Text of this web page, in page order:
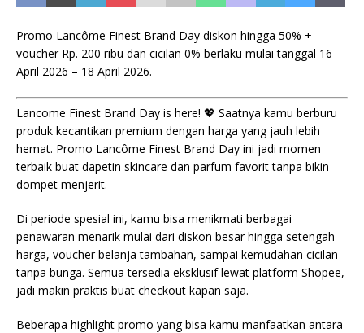
Promo Lancôme Finest Brand Day diskon hingga 50% +
voucher Rp. 200 ribu dan cicilan 0% berlaku mulai tanggal 16
April 2026 – 18 April 2026.
Lancome Finest Brand Day is here! 💖 Saatnya kamu berburu
produk kecantikan premium dengan harga yang jauh lebih
hemat. Promo Lancôme Finest Brand Day ini jadi momen
terbaik buat dapetin skincare dan parfum favorit tanpa bikin
dompet menjerit.
Di periode spesial ini, kamu bisa menikmati berbagai
penawaran menarik mulai dari diskon besar hingga setengah
harga, voucher belanja tambahan, sampai kemudahan cicilan
tanpa bunga. Semua tersedia eksklusif lewat platform Shopee,
jadi makin praktis buat checkout kapan saja.
Beberapa highlight promo yang bisa kamu manfaatkan antara